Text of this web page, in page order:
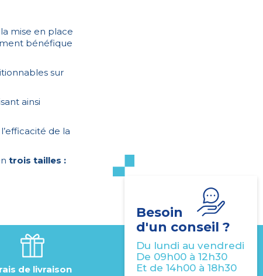
Besoin
d'un conseil ?
Du lundi au vendredi
De 09h00 à 12h30
Et de 14h00 à 18h30
mise en place
bénéfique
sur
ainsi
de la
trois tailles :
de livraison